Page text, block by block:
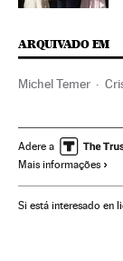
ARQUIVADO EM
Michel Temer
Presidência Brasil
Conflitos políticos
Administração
Adere a
Mais informações
Si está interesado en